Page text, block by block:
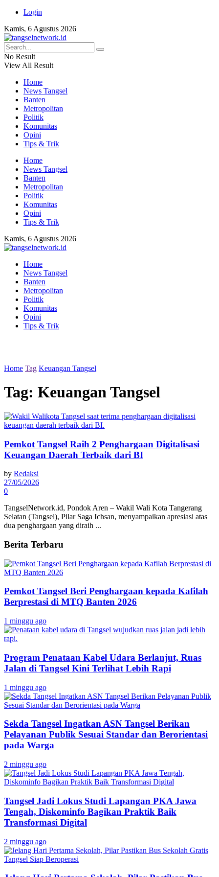
Login
Kamis, 6 Agustus 2026
No Result
View All Result
Home
News Tangsel
Banten
Metropolitan
Politik
Komunitas
Opini
Tips & Trik
Home
News Tangsel
Banten
Metropolitan
Politik
Komunitas
Opini
Tips & Trik
Kamis, 6 Agustus 2026
Home
News Tangsel
Banten
Metropolitan
Politik
Komunitas
Opini
Tips & Trik
Home Tag Keuangan Tangsel
Tag: Keuangan Tangsel
Pemkot Tangsel Raih 2 Penghargaan Digitalisasi
Keuangan Daerah Terbaik dari BI
by Redaksi
27/05/2026
0
TangselNetwork.id, Pondok Aren – Wakil Wali Kota Tangerang
Selatan (Tangsel), Pilar Saga Ichsan, menyampaikan apresiasi atas
dua penghargaan yang diraih ...
Berita Terbaru
Pemkot Tangsel Beri Penghargaan kepada Kafilah
Berprestasi di MTQ Banten 2026
1 minggu ago
Program Penataan Kabel Udara Berlanjut, Ruas
Jalan di Tangsel Kini Terlihat Lebih Rapi
1 minggu ago
Sekda Tangsel Ingatkan ASN Tangsel Berikan
Pelayanan Publik Sesuai Standar dan Berorientasi
pada Warga
2 minggu ago
Tangsel Jadi Lokus Studi Lapangan PKA Jawa
Tengah, Diskominfo Bagikan Praktik Baik
Transformasi Digital
2 minggu ago